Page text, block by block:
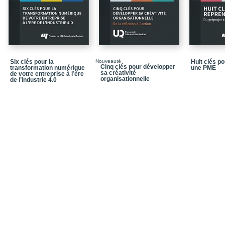
Conclusion
Chapitre 6 - La
Postface de Pierre-
Six clés pour la
transformation numérique
de votre entreprise à l’ère
de l’industrie 4.0
Nouveauté
Cinq clés pour développer
sa créativité
organisationnelle
Huit clés
une PME